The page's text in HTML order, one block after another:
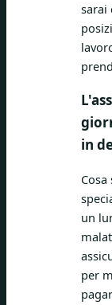
sarai
in
un
per